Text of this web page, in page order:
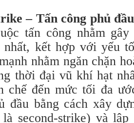
– Tấn công phủ đầu
tấn công nhằm
kết hợp với yếu
nhằm ngăn chặn
thời đại vũ khí hạt
chế đến mức tối đa
đầu bằng cách xây
second-strike) và